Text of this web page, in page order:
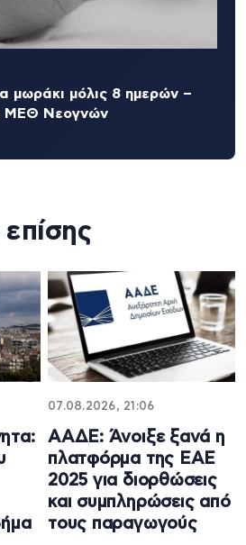
μωράκι μόλις 8 ημερών –
ΜΕΘ Νεογνών
07.08.2026, 21:06
ΑΑΔΕ: Άνοιξε ξανά η
πλατφόρμα της ΕΑΕ
2025 για διορθώσεις
και συμπληρώσεις από
τους παραγωγούς